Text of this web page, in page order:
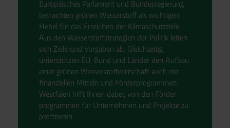
Europäisches Parlament und Bundesregierung
betrachten grünen Wasserstoff als wichtigen
Hebel für das Erreichen der Klimaschutzziele.
Aus den Wasserstoffstrategien der Politik leiten
sich Ziele und Vorgaben ab. Gleichzeitig
unterstützen EU, Bund und Länder den Aufbau
einer grünen Wasserstoffwirtschaft auch mit
finanziellen Mitteln und Förderprogrammen.
Westfalen hilft Ihnen dabei, von den Förder
programmen für Unternehmen und Projekte zu
profitieren.